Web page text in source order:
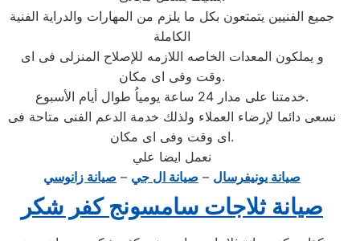
جميع الفنيين يتمتعون بكل ما يلزم من المهارات والدراية الفنية
الكاملة
و يملكون المعدات الخاصه اللازمه للإصلاح المنزلى فى اى
وقت وفى اى مكان.
خدمتنا على مدار 24 ساعة يومياُ طوال أيام الأسبوع.
نسعى دائما لإرضاء العملاء ولذلك خدمة الدعم الفنى متاحة فى
اى وقت وفى اى مكان.
نعمل ايضا علي
صيانة يونيفرسال – صيانة ال جي – صيانة زانوسي
صيانة ثلاجات سامسونج كفر شكر